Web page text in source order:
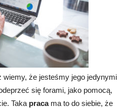
wiemy, że jesteśmy jego jedynymi
się forami, jako pomocą,
Taka pracama to do siebie, że